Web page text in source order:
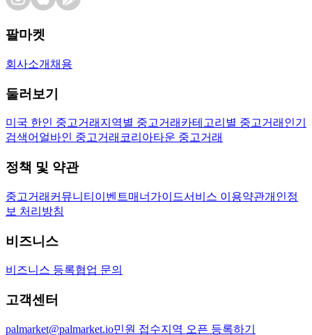
팔마켓
회사소개 채용
둘러보기
미국 한인 중고거래 지역별 중고거래 카테고리별 중고거래 인기
검색어 얼바인 중고거래 코리아타운 중고거래
정책 및 약관
중고거래 커뮤니티 이벤트매너가이드서비스 이용약관개인정
보 처리방침
비즈니스
비즈니스 등록협업 문의
고객센터
palmarket@palmarket.io민원 접수지역 오픈 등록하기